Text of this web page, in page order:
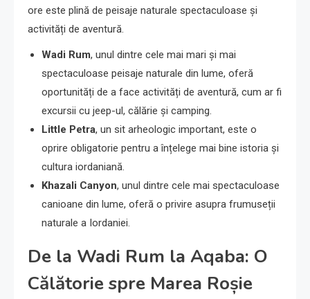
ore este plină de peisaje naturale spectaculoase și
activități de aventură.
Wadi Rum, unul dintre cele mai mari și mai
spectaculoase peisaje naturale din lume, oferă
oportunități de a face activități de aventură, cum ar fi
excursii cu jeep-ul, călărie și camping.
Little Petra, un sit arheologic important, este o
oprire obligatorie pentru a înțelege mai bine istoria și
cultura iordaniană.
Khazali Canyon, unul dintre cele mai spectaculoase
canioane din lume, oferă o privire asupra frumuseții
naturale a Iordaniei.
De la Wadi Rum la Aqaba: O
Călătorie spre Marea Roșie